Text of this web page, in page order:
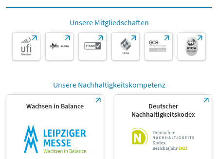
Unsere Mitgliedschaften
Unsere Nachhaltigkeitskompetenz
Wachsen in Balance
Deutscher
Nachhaltigkeitskodex